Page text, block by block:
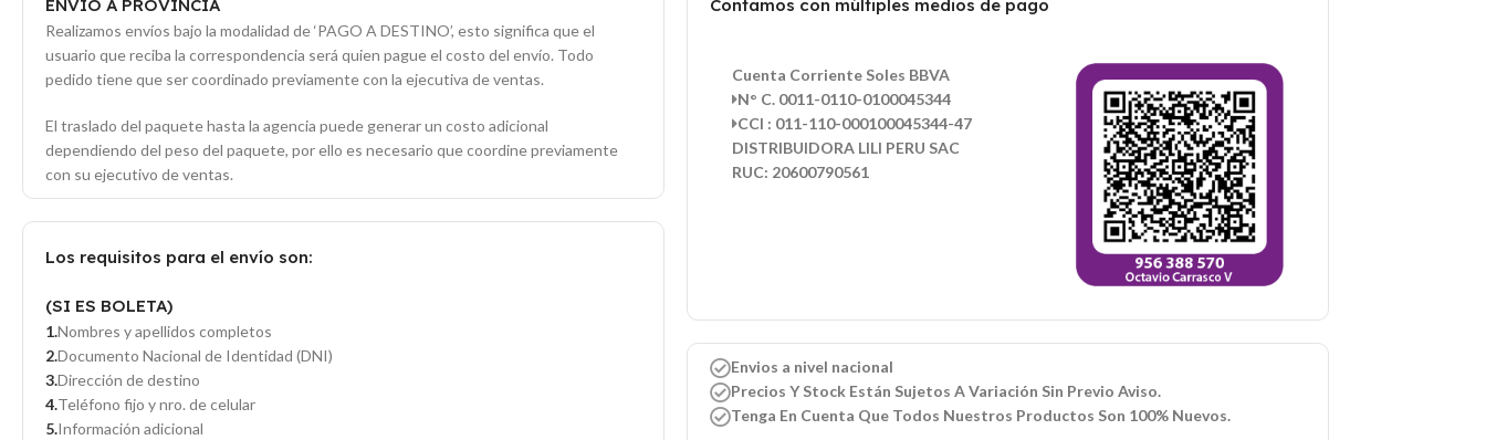
ENVIO A PROVINCIA
Realizamos envíos bajo la modalidad de ‘PAGO A DESTINO’, esto significa que el
usuario que reciba la correspondencia será quien pague el costo del envío. Todo
pedido tiene que ser coordinado previamente con la ejecutiva de ventas.
El traslado del paquete hasta la agencia puede generar un costo adicional
dependiendo del peso del paquete, por ello es necesario que coordine previamente
con su ejecutivo de ventas.
Los requisitos para el envío son:
(SI ES BOLETA)
Nombres y apellidos completos
Documento Nacional de Identidad (DNI)
Dirección de destino
Teléfono fijo y nro. de celular
Información adicional
Contamos con múltiples medios de pago
Cuenta Corriente Soles BBVA
N° C. 0011-0110-0100045344
CCI : 011-110-000100045344-47
DISTRIBUIDORA LILI PERU SAC
RUC: 20600790561
Envios a nivel nacional
Precios Y Stock Están Sujetos A Variación Sin Previo Aviso.
Tenga En Cuenta Que Todos Nuestros Productos Son 100% Nuevos.